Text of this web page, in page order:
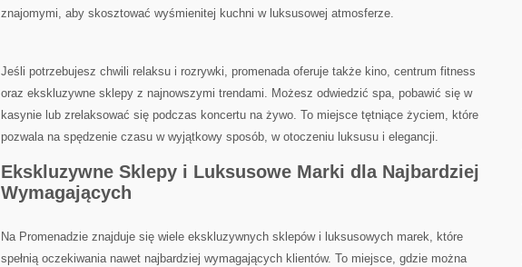
znajomymi, aby skosztować wyśmienitej kuchni w luksusowej atmosferze.
Jeśli ⁢potrzebujesz chwili relaksu i rozrywki, promenada ⁣oferuje​ także kino, centrum fitness ​
oraz ekskluzywne sklepy z najnowszymi trendami. Możesz⁣ odwiedzić spa, pobawić się w
kasynie lub⁤ zrelaksować się podczas koncertu​ na żywo. To‍ miejsce tętniące‍ życiem, które
⁤pozwala na spędzenie czasu w wyjątkowy sposób, ‍w otoczeniu luksusu i ⁣elegancji.
Ekskluzywne⁢ Sklepy i​ Luksusowe Marki dla Najbardziej
Wymagających
Na⁢ Promenadzie znajduje⁢ się wiele‍ ekskluzywnych sklepów i⁢ luksusowych marek, które
spełnią⁢ oczekiwania nawet najbardziej wymagających klientów. To miejsce, gdzie można